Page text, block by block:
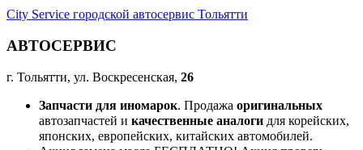
City Service городской автосервис Тольятти
АВТОСЕРВИС
г. Тольятти, ул. Воскресенская, 26
Запчасти для иномарок. Продажа оригинальных
автозапчастей и качественные аналоги для корейских,
японских, европейских, китайских автомобилей.